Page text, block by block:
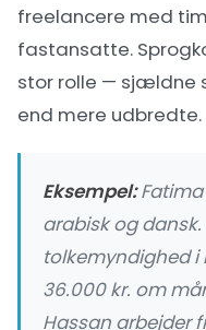
freelancere med
fastansatte.
stor rolle — sjældne
end mere udbredte.
Eksempel:Fatima
arabisk og
tolkemyndighed i
36.000 kr. om
Hassan arbejder